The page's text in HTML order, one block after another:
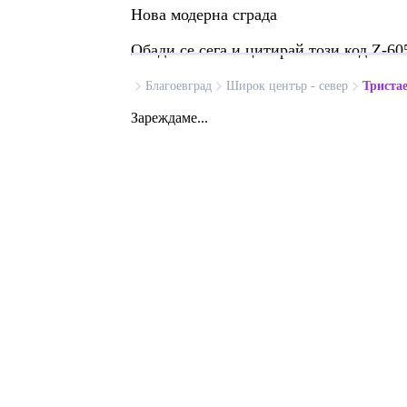
Нова модерна сграда
Обади се сега и цитирай този код Z-
Благоевград Широк център - север
Зареждаме...